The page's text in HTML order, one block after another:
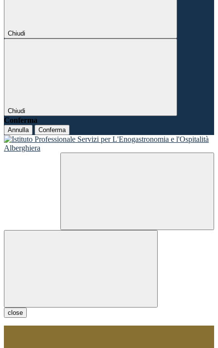
Chiudi
Chiudi
Conferma
Annulla Conferma
close